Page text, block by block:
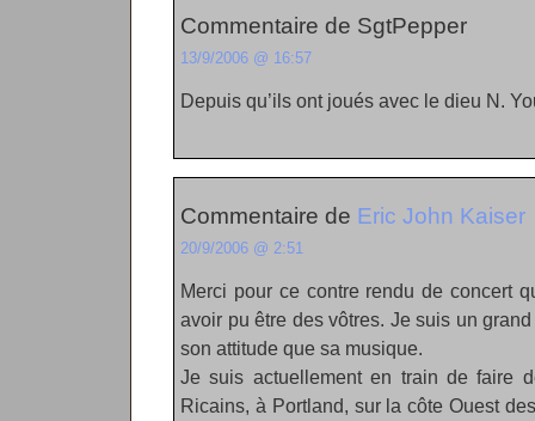
Commentaire de SgtPepper
13/9/2006 @ 16:57
Depuis qu’ils ont joués avec le dieu N.
Commentaire de Eric John Kaiser
20/9/2006 @ 2:51
Merci pour ce contre rendu de concert
avoir pu être des vôtres. Je suis un
son attitude que sa musique.
Je suis actuellement en train de faire
Ricains, à Portland, sur la côte Ouest